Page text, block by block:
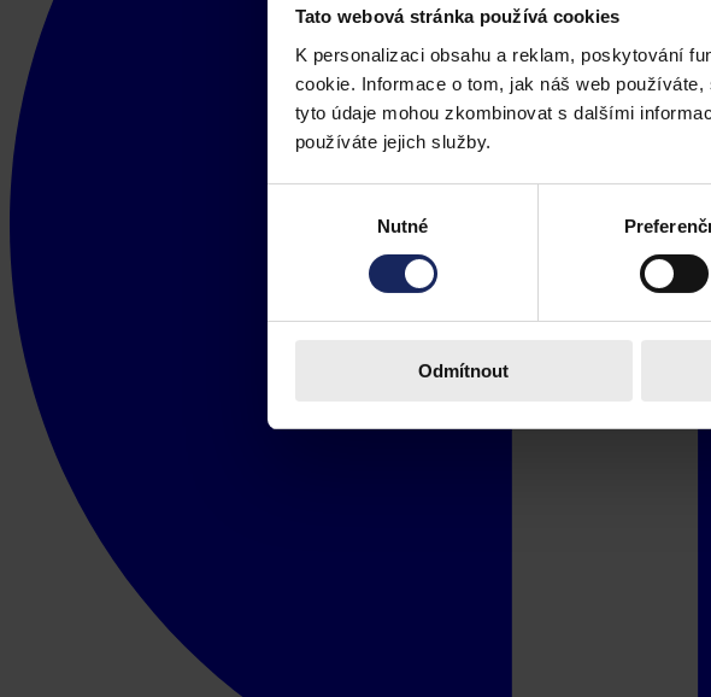
Tato webová stránka používá cookies
K personalizaci obsahu a reklam, poskytování
cookie. Informace o tom, jak náš web
tyto údaje mohou zkombinovat s dalšími
používáte jejich služby.
Nutné
Odmítnout